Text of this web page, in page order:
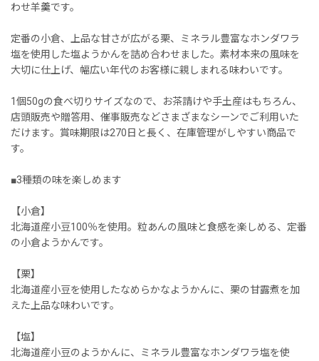
わせ羊羹です。
定番の小倉、上品な甘さが広がる栗、ミネラル豊富なホンダワラ
塩を使用した塩ようかんを詰め合わせました。素材本来の風味を
大切に仕上げ、幅広い年代のお客様に親しまれる味わいです。
1個50gの食べ切りサイズなので、お茶請けや手土産はもちろん、
店頭販売や贈答用、催事販売などさまざまなシーンでご利用いた
だけます。賞味期限は270日と長く、在庫管理がしやすい商品で
す。
■3種類の味を楽しめます
【小倉】
北海道産小豆100％を使用。粒あんの風味と食感を楽しめる、定番
の小倉ようかんです。
【栗】
北海道産小豆を使用したなめらかなようかんに、栗の甘露煮を加
えた上品な味わいです。
【塩】
北海道産小豆のようかんに、ミネラル豊富なホンダワラ塩を使